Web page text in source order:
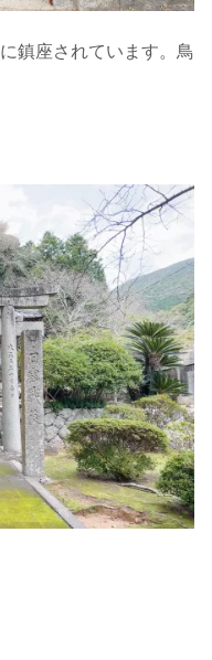
鎮座されています。鳥